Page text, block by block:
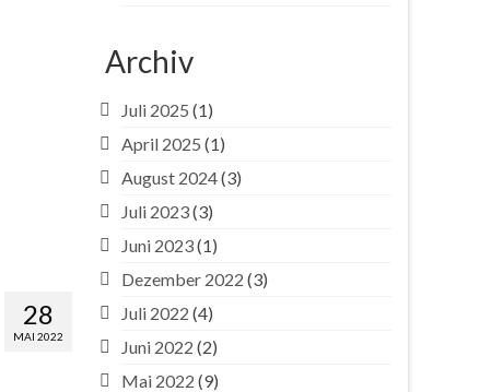
28
MAI 2022
Archiv
Juli 2025 (1)
April 2025 (1)
August 2024(3)
Juli 2023(3)
Juni 2023(1)
Dezember 2022 (3)
Juli 2022 (4)
Juni 2022 (2)
Mai 2022 (9)